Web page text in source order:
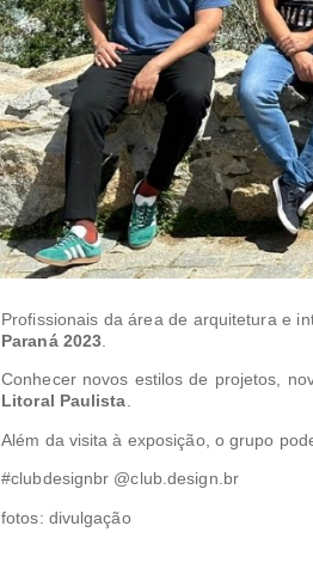
Profissionais da área de arquitetura e
Paraná 2023
Conhecer novos estilos de projetos,
Litoral Paulista.
Além da visita à exposição, o grupo
#clubdesignbr @club.design.br
fotos: divulgação